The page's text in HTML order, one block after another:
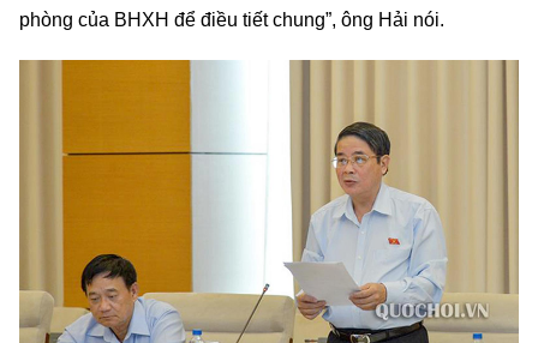
phòng của BHXH để điều tiết chung”, ông Hải nói.